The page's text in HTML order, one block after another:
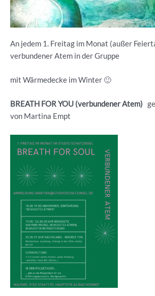
An jedem 1. Freitag im Monat (außer
verbundener Atem in der Gruppe
mit Wärmedecke im Winter 🙂
BREATH FOR YOU (verbundener Atem)
von Martina Empt